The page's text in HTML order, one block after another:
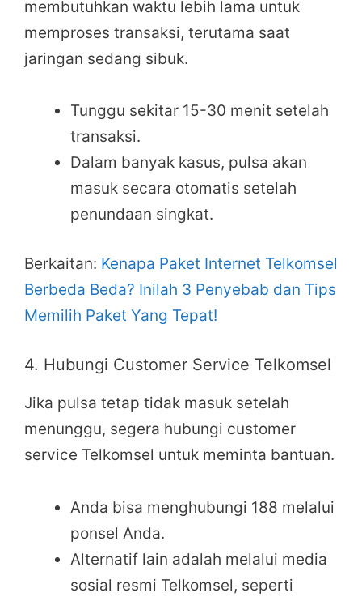
membutuhkan waktu lebih lama untuk
memproses transaksi, terutama saat
jaringan sedang sibuk.
Tunggu sekitar 15-30 menit setelah
transaksi.
Dalam banyak kasus, pulsa akan
masuk secara otomatis setelah
penundaan singkat.
Berkaitan: Kenapa Paket Internet Telkomsel
Berbeda Beda? Inilah 3 Penyebab dan Tips
Memilih Paket Yang Tepat!
4. Hubungi Customer Service Telkomsel
Jika pulsa tetap tidak masuk setelah
menunggu, segera hubungi customer
service Telkomsel untuk meminta bantuan.
Anda bisa menghubungi 188 melalui
ponsel Anda.
Alternatif lain adalah melalui media
sosial resmi Telkomsel, seperti